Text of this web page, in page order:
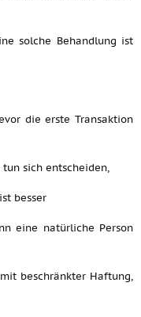
solche Behandlung ist
die erste Transaktion
tun sich entscheiden,
besser
eine natürliche Person
beschränkter Haftung,